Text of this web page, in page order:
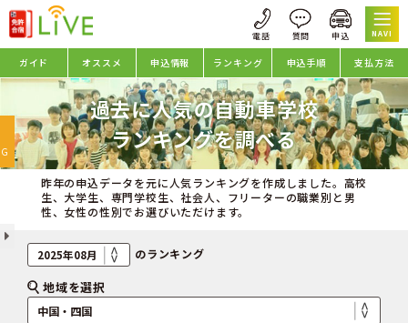
NAVI
ガイド オススメ 申込情報 ランキング 申込手順 支払方法
過去に人気の自動車学校
ランキングを調べる
昨年の申込データを元に人気ランキングを作成しました。高校
生、大学生、専門学校生、社会人、フリーターの職業別と男
性、女性の性別でお選びいただけます。
のランキング
地域を選択